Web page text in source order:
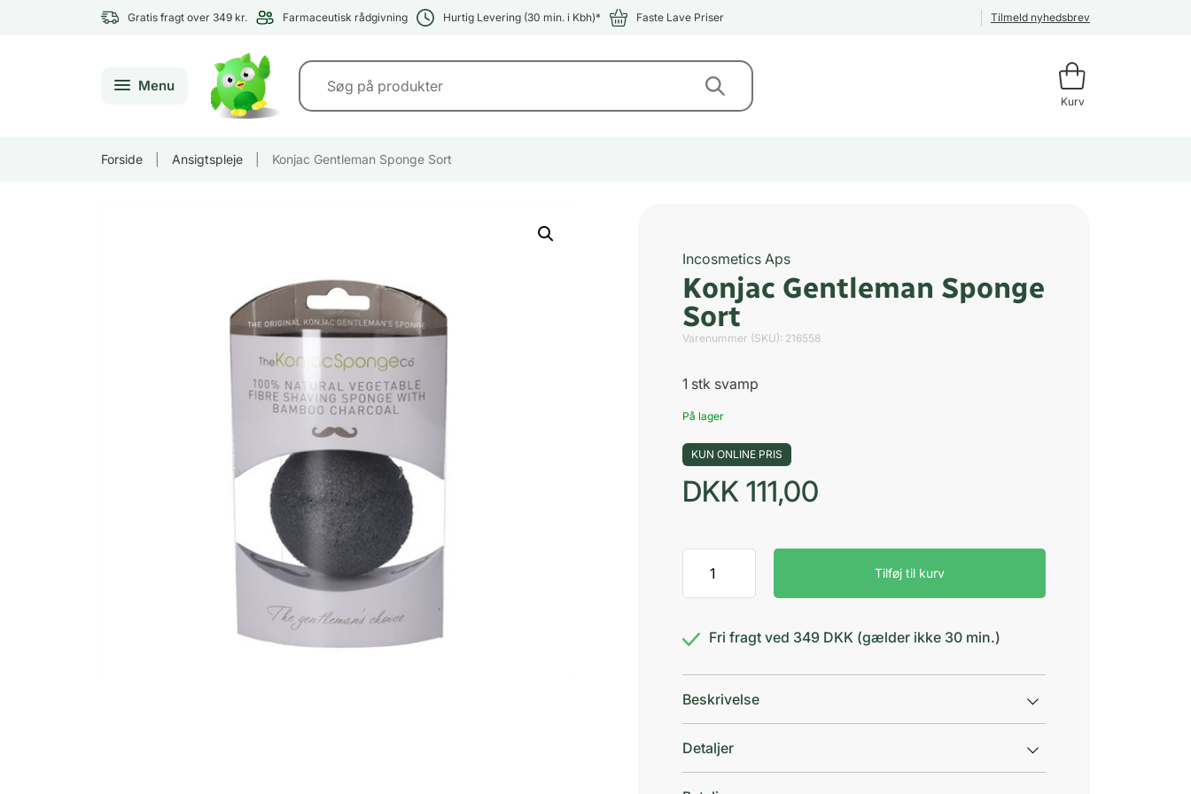
Gratis fragt over 349 kr. Farmaceutisk rådgivning Hurtig Levering (30 min. i Kbh)* Faste Lave Priser Tilmeld nyhedsbrev
Menu
Kurv
Forside Ansigtspleje Konjac Gentleman Sponge Sort
Incosmetics Aps
Konjac Gentleman Sponge
Sort
Varenummer (SKU): 216558
1 stk svamp
På lager
KUN ONLINE PRIS
DKK 111,00
Gentleman
Sponge
antal
Tilføj til kurv
Fri fragt ved 349 DKK (gælder ikke 30 min.)
Beskrivelse
Detaljer